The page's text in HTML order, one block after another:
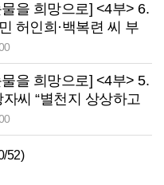
을 희망으로] <4부> 6.
허인희·백복련 씨 부
을 희망으로] <4부> 5.
자씨 “별천지 상상하고
지금은 부동산업으로
/52)